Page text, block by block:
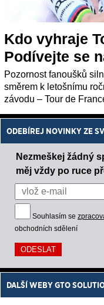
Kdo vyhraje
Podívejte se
Pozornost fanoušků
směrem k letošnímu
závodu – Tour de
ODEBÍREJ NOVINKY ZE
Nezmeškej žádný
měj vždy po ruce
Souhlasím se
obchodních sdělení
DALŠÍ WEBY GTO